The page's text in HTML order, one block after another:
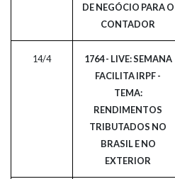
DE NEGÓCIO PARA O
CONTADOR
14/4
1764 - LIVE: SEMANA
FACILITA IRPF -
TEMA:
RENDIMENTOS
TRIBUTADOS NO
BRASIL E NO
EXTERIOR